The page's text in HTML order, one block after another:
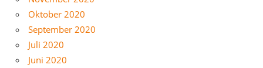
Oktober 2020
September 2020
Juli 2020
Juni 2020